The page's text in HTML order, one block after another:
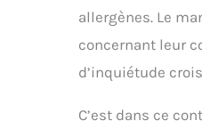
allergènes. Le
concernant leur
d’inquiétude
C’est dans ce